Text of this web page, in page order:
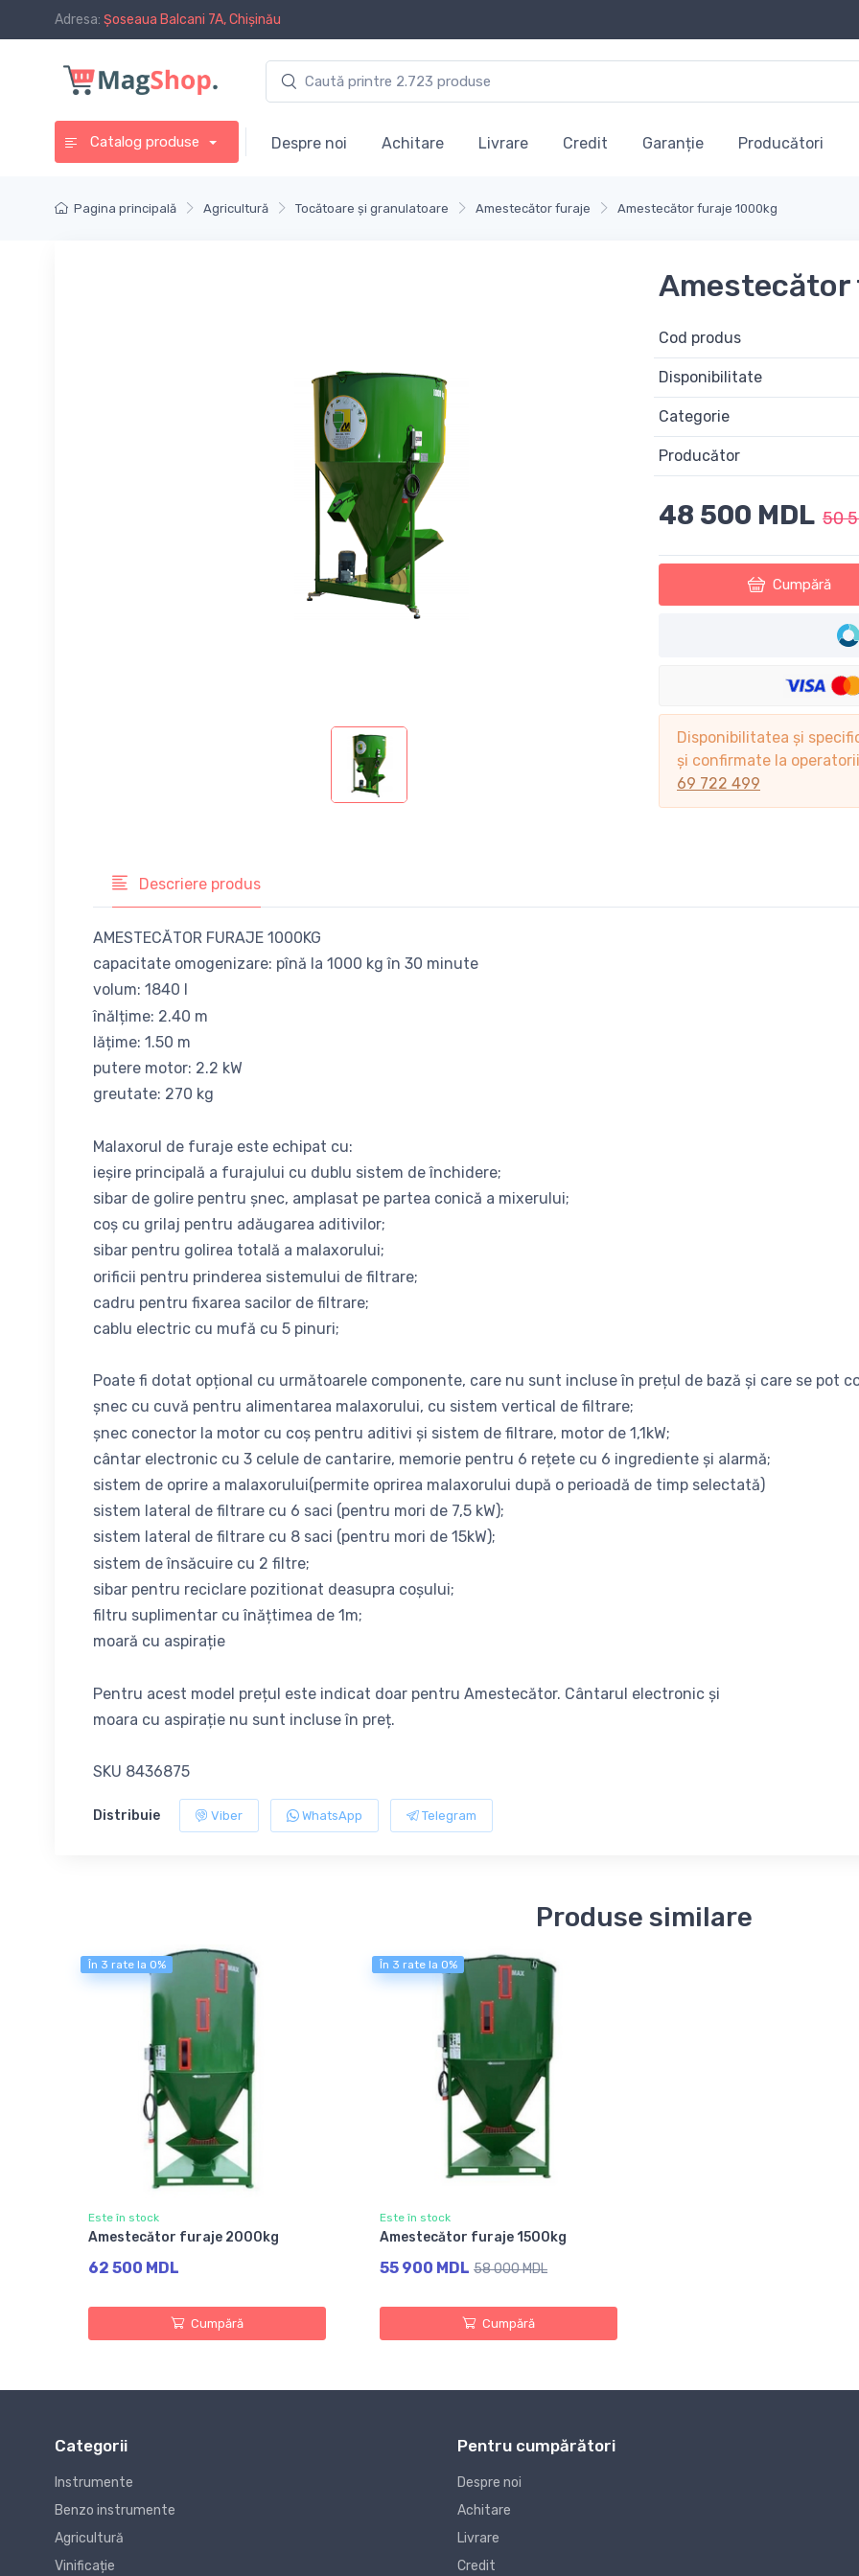
Adresa: Șoseaua Balcani 7A, Chișinău
Catalog produse Despre noi Achitare Livrare Credit Garanție Producători
Pagina principală Agricultură Tocătoare și granulatoare Amestecător furaje Amestecător furaje 1000kg
Amestecător
Cod produs
Disponibilitate
Categorie
Producător
48 500 MDL 50
Cumpără
Disponibilitatea și
și confirmate la
69 722 499
Descriere produs
AMESTECĂTOR FURAJE 1000KG
capacitate omogenizare: pînă la 1000 kg în 30 minute
volum: 1840 l
înălțime: 2.40 m
lățime: 1.50 m
putere motor: 2.2 kW
greutate: 270 kg
Malaxorul de furaje este echipat cu:
ieșire principală a furajului cu dublu sistem de închidere;
sibar de golire pentru șnec, amplasat pe partea conică a mixerului;
coș cu grilaj pentru adăugarea aditivilor;
sibar pentru golirea totală a malaxorului;
orificii pentru prinderea sistemului de filtrare;
cadru pentru fixarea sacilor de filtrare;
cablu electric cu mufă cu 5 pinuri;
Poate fi dotat opțional cu următoarele componente, care nu sunt incluse în prețul de bază și care se pot
șnec cu cuvă pentru alimentarea malaxorului, cu sistem vertical de filtrare;
șnec conector la motor cu coș pentru aditivi și sistem de filtrare, motor de 1,1kW;
cântar electronic cu 3 celule de cantarire, memorie pentru 6 rețete cu 6 ingrediente și alarmă;
sistem de oprire a malaxorului(permite oprirea malaxorului după o perioadă de timp selectată)
sistem lateral de filtrare cu 6 saci (pentru mori de 7,5 kW);
sistem lateral de filtrare cu 8 saci (pentru mori de 15kW);
sistem de însăcuire cu 2 filtre;
sibar pentru reciclare pozitionat deasupra coșului;
filtru suplimentar cu înățtimea de 1m;
moară cu aspirație
Pentru acest model prețul este indicat doar pentru Amestecător. Cântarul electronic și
moara cu aspirație nu sunt incluse în preț.
SKU 8436875
Distribuie Viber WhatsApp Telegram
Produse similare
În 3 rate la 0%
Este în stock
Amestecător furaje 2000kg
62 500 MDL
Cumpără
În 3 rate la 0%
Este în stock
Amestecător furaje 1500kg
55 900 MDL 58 000 MDL
Cumpără
Categorii
Instrumente
Benzo instrumente
Agricultură
Vinificație
Pentru cumpărători
Despre noi
Achitare
Livrare
Credit